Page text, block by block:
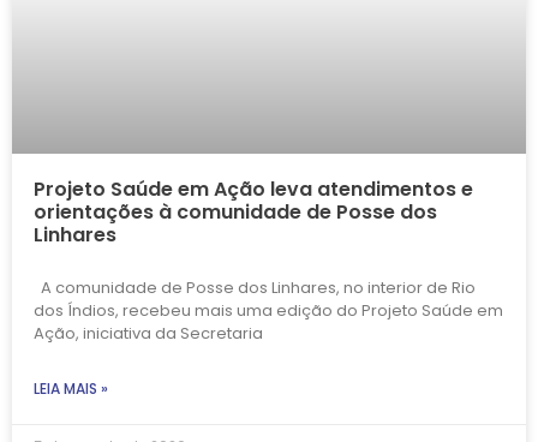
Projeto Saúde em Ação leva atendimentos e
orientações à comunidade de Posse dos
Linhares
A comunidade de Posse dos Linhares, no interior de Rio
dos Índios, recebeu mais uma edição do Projeto Saúde em
Ação, iniciativa da Secretaria
LEIA MAIS »